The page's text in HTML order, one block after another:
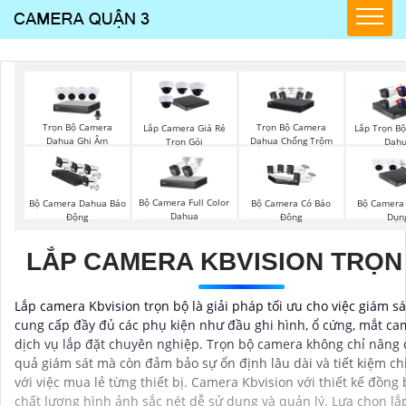
Trọn Bộ Camera
Dahua Ghi Âm
Lắp Camera Giá Rẻ
Trọn Gói
Trọn Bộ Camera
Dahua Chống Trộm
Lắp Trọn
Bộ Camera Dahua Báo
Động
Bộ Camera Full Color
Dahua
Bộ Camera Có Báo
Đông
Bộ
LẮP CAMERA KBVISION
Lắp camera Kbvision trọn bộ là giải pháp tối ưu cho việc giám
cung cấp đầy đủ các phụ kiện như đầu ghi hình, ổ cứng, mắt
dịch vụ lắp đặt chuyên nghiệp. Trọn bộ camera không chỉ nâng
quả giám sát mà còn đảm bảo sự ổn định lâu dài và tiết kiệm
với việc mua lẻ từng thiết bị. Camera Kbvision với thiết kế đồng
chất lượng hình ảnh sắc nét dễ sử dụng và quản lý. Lựa chọn